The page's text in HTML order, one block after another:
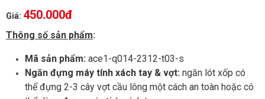
Giá: 450.000đ
Thông số sản phẩm:
Mã sản phẩm: ace1-q014-2312-t03-s
Ngăn đựng máy tính xách tay & vợt: ngăn lót xốp có
thể đựng 2-3 cây vợt cầu lông một cách an toàn hoặc có